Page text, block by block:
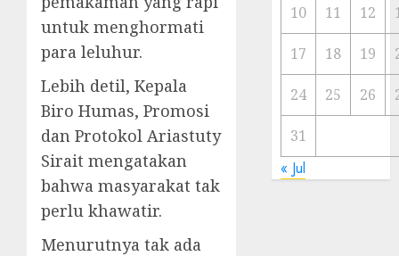
untuk menghormati
para leluhur.
Lebih detil, Kepala
Biro Humas, Promosi
dan Protokol Ariastuty
Sirait mengatakan
bahwa masyarakat tak
perlu khawatir.
Menurutnya tak ada
23/11/
10 11 12
17 18 19
24 25 26
31
« Jul